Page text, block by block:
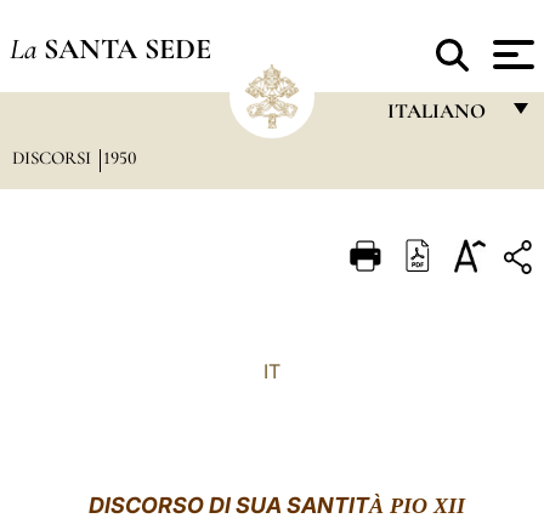
La SANTA SEDE
ITALIANO
ITALIANO
DISCORSI 1950
IT
DISCORSO DI SUA SANTITÀ PIO XII